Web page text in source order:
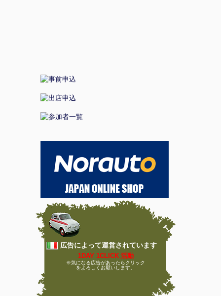
広告によって運営されています
1DAY 1CLICK 活動
※気になる広告があったらクリック
をよろしくお願いします。